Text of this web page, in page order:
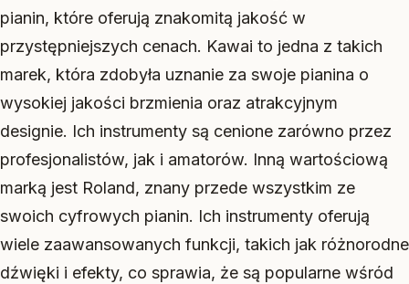
pianin, które oferują znakomitą jakość w
przystępniejszych cenach. Kawai to jedna z takich
marek, która zdobyła uznanie za swoje pianina o
wysokiej jakości brzmienia oraz atrakcyjnym
designie. Ich instrumenty są cenione zarówno przez
profesjonalistów, jak i amatorów. Inną wartościową
marką jest Roland, znany przede wszystkim ze
swoich cyfrowych pianin. Ich instrumenty oferują
wiele zaawansowanych funkcji, takich jak różnorodne
dźwięki i efekty, co sprawia, że są popularne wśród